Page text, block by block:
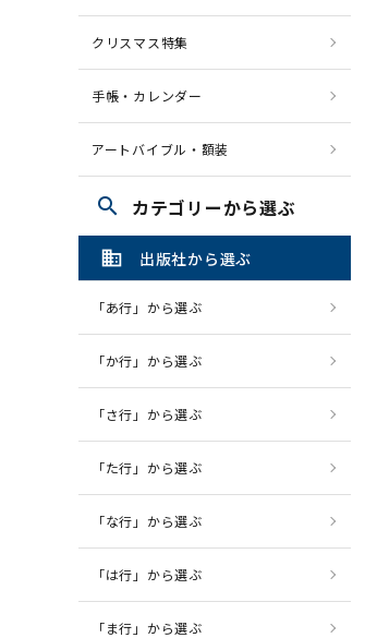
クリスマス特集
手帳・カレンダー
アートバイブル・額装
search カテゴリーから選ぶ
domain 出版社から選ぶ
「あ行」から選ぶ
「か行」から選ぶ
「さ行」から選ぶ
「た行」から選ぶ
「な行」から選ぶ
「は行」から選ぶ
「ま行」から選ぶ